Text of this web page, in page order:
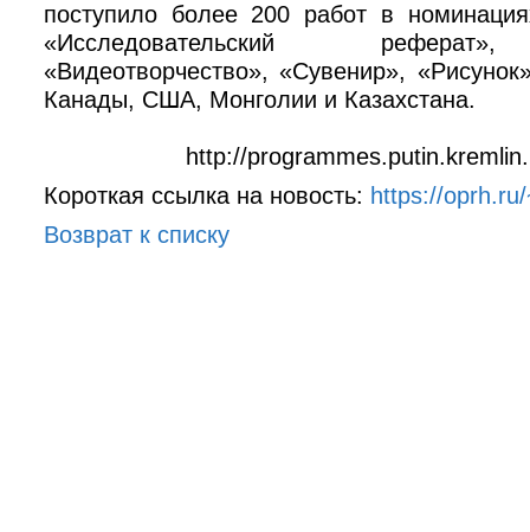
поступило более 200 работ в
«Исследовательский
«Видеотворчество», «Сувенир»,
Канады, США, Монголии и Казахстана.
http://
Короткая ссылка на новость: https://
Возврат к списку